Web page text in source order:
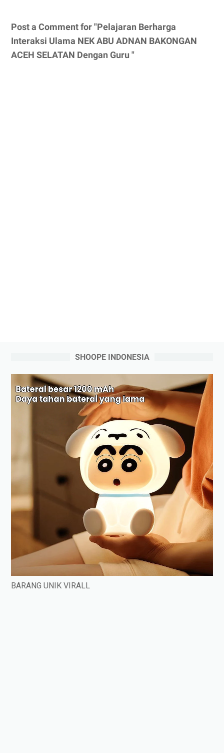
Post a Comment for "Pelajaran Berharga
Interaksi Ulama NEK ABU ADNAN BAKONGAN
ACEH SELATAN Dengan Guru "
SHOOPE INDONESIA
BARANG UNIK VIRALL